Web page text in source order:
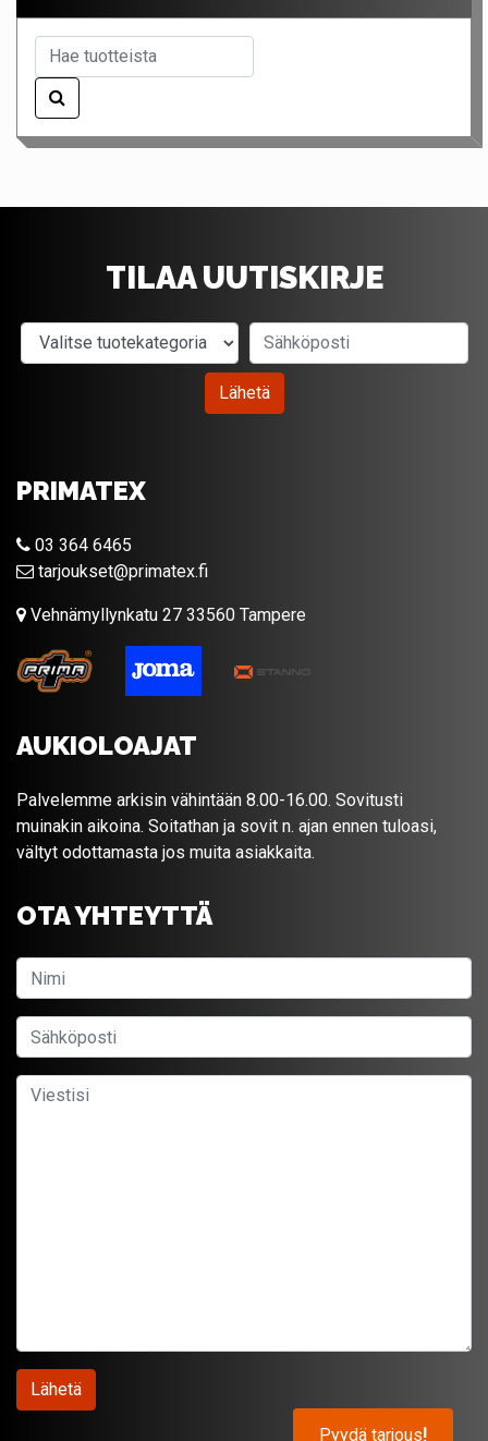
TILAA UUTISKIRJE
Valitse tuotekategoria
Lähetä
PRIMATEX
03 364 6465
tarjoukset@primatex.fi
Vehnämyllynkatu 27 33560 Tampere
AUKIOLOAJAT
Palvelemme arkisin vähintään 8.00-16.00. Sovitusti
muinakin aikoina. Soitathan ja sovit n. ajan ennen tuloasi,
vältyt odottamasta jos muita asiakkaita.
OTA YHTEYTTÄ
Pyydä tarjous!